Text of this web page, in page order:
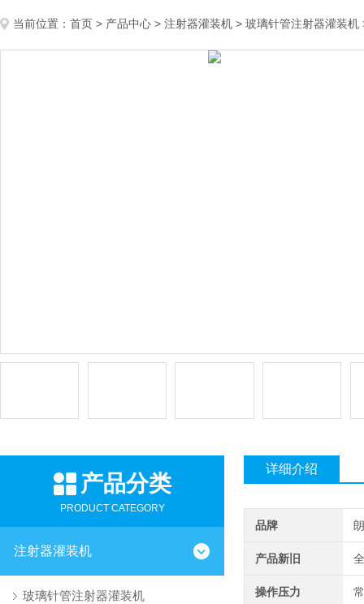
当前位置： 首页 > 产品中心 > 注射器灌装机 > 玻璃针管注射器灌装机
产品分类
PRODUCT CATEGORY
注射器灌装机
玻璃针管注射器灌装机
详细介绍
品牌
产品新旧
操作压力